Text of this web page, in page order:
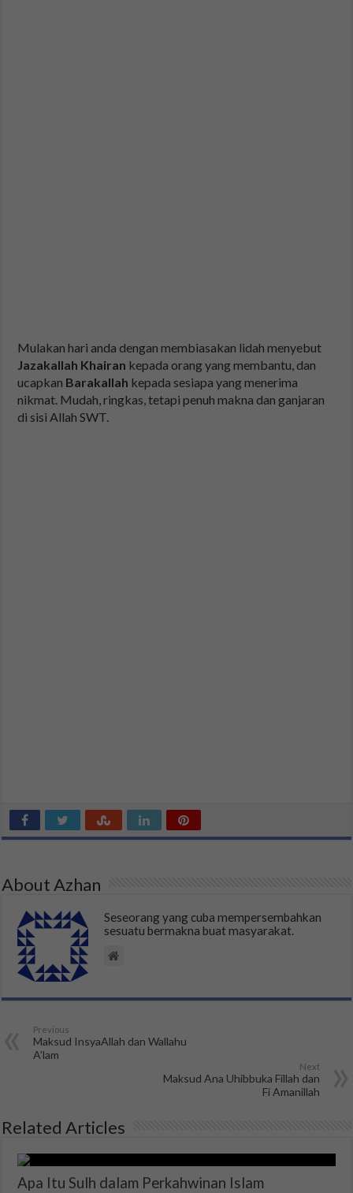
Mulakan hari anda dengan membiasakan lidah menyebut
Jazakallah Khairan kepada orang yang membantu, dan
ucapkan Barakallah kepada sesiapa yang menerima
nikmat. Mudah, ringkas, tetapi penuh makna dan ganjaran
di sisi Allah SWT.
About Azhan
Seseorang yang cuba mempersembahkan
sesuatu bermakna buat masyarakat.
Previous
Maksud InsyaAllah dan Wallahu
A’lam
Next
Maksud Ana Uhibbuka Fillah dan
Fi Amanillah
Related Articles
Apa Itu Sulh dalam Perkahwinan Islam